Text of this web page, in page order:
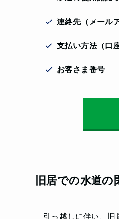
連絡先（メール
支払い方法（口
お客さま番号
旧居での水道の
引っ越しに伴い、